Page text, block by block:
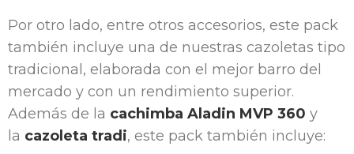
Por otro lado, entre otros accesorios, este pack
también incluye una de nuestras cazoletas tipo
tradicional, elaborada con el mejor barro del
mercado y con un rendimiento superior.
Además de la cachimba Aladin MVP 360 y
la cazoleta tradi, este pack también incluye: